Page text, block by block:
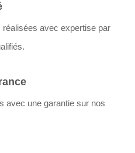
avec expertise par
avec une garantie sur nos